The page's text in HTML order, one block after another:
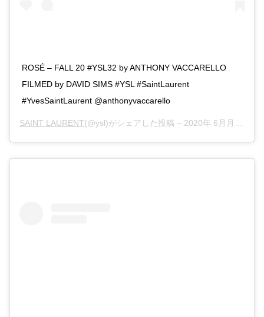
ROSÉ – FALL 20 #YSL32 by ANTHONY VACCARELLO
FILMED by DAVID SIMS #YSL #SaintLaurent
#YvesSaintLaurent @anthonyvaccarello
SAINT LAURENT(@ysl)がシェアした投稿 – 2020年 6月月29日午前6時00分PDT